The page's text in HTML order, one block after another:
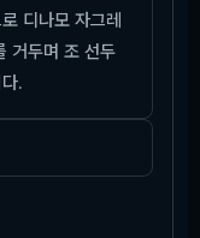
디나모 자그레
거두며 조 선두
.